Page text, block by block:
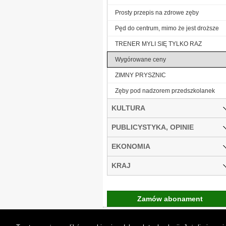
Prosty przepis na zdrowe zęby
Pęd do centrum, mimo że jest droższe
TRENER MYLI SIĘ TYLKO RAZ
Wygórowane ceny
ZIMNY PRYSZNIC
Zęby pod nadzorem przedszkolanek
KULTURA
PUBLICYSTYKA, OPINIE
EKONOMIA
KRAJ
Zamów abonament